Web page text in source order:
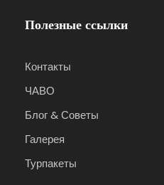
Полезные ссылки
Контакты
ЧАВО
Блог & Советы
Галерея
Турпакеты